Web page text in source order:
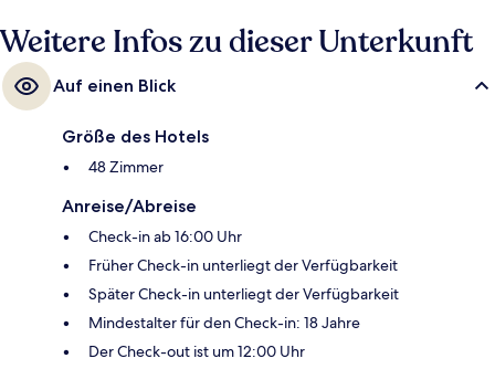
Weitere Infos zu dieser Unterkunft
Auf einen Blick
Größe des Hotels
48 Zimmer
Anreise/Abreise
Check-in ab 16:00 Uhr
Früher Check-in unterliegt der Verfügbarkeit
Später Check-in unterliegt der Verfügbarkeit
Mindestalter für den Check-in: 18 Jahre
Der Check-out ist um 12:00 Uhr